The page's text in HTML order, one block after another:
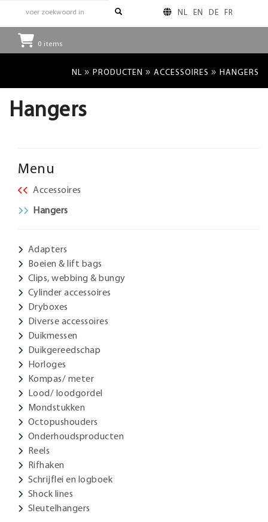
NL EN DE FR
0 items
NL » PRODUCTEN » ACCESSOIRES » HANGERS
Hangers
Menu
Accessoires
Hangers
Adapters
Boeien & lift bags
Clips, webbing & bungy
Cylinder accessoires
Dryboxes
Diverse accessoires
Duikmessen
Duikgereedschap
Horloges
Kompas/ meter
Lood/ loodgordel
Mondstukken
Octopushouders
Onderhoudsproducten
Reels
Rifhaken
Schrijflei en logboek
Shock lines
Sleutelhangers